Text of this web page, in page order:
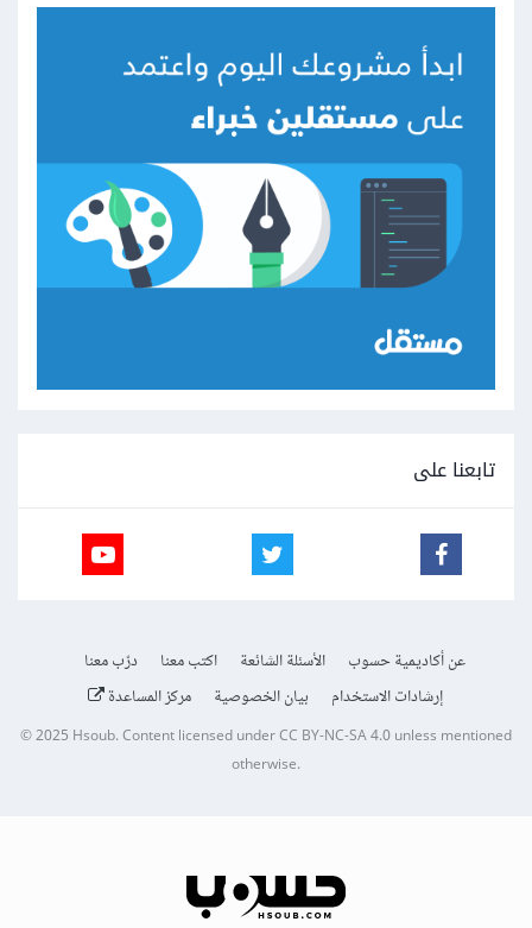
تابعنا على
عن أكاديمية حسوب الأسئلة الشائعة اكتب معنا
درّب معنا
إرشادات الاستخدام
بيان الخصوصية مركز المساعدة
© 2025Hsoub.Content licensed underCC BY-NC-SA 4.0unless mentioned
otherwise.